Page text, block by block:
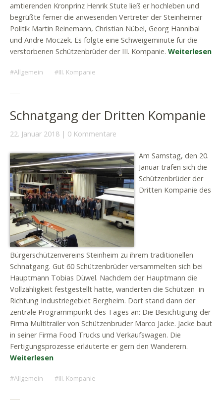
amtierenden Kronprinz Henrik Stute ließ er hochleben und
begrüßte ferner die anwesenden Vertreter der Steinheimer
Politik Martin Reinemann, Christian Nübel, Georg Hannibal
und Andre Moczek. Es folgte eine Schweigeminute für die
verstorbenen Schützenbrüder der III. Kompanie. Weiterlesen
Allgemein III. Kompanie
Schnatgang der Dritten Kompanie
22. Januar 2018 0 Kommentare
Am Samstag, den 20.
Januar trafen sich die
Schützenbrüder der
Dritten Kompanie des
Bürgerschützenvereins Steinheim zu ihrem traditionellen
Schnatgang. Gut 60 Schützenbrüder versammelten sich bei
Hauptmann Tobias Düwel. Nachdem der Hauptmann die
Vollzähligkeit festgestellt hatte, wanderten die Schützen in
Richtung Industriegebiet Bergheim. Dort stand dann der
zentrale Programmpunkt des Tages an: Die Besichtigung der
Firma Multitrailer von Schützenbruder Marco Jacke. Jacke baut
in seiner Firma Food Trucks und Verkaufswagen. Die
Fertigungsprozesse erläuterte er gern den Wanderern.
Weiterlesen
Allgemein III. Kompanie